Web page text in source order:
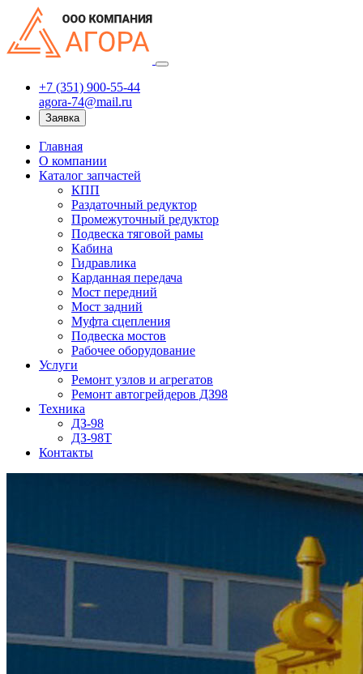
+7 (351) 900-55-44
agora-74@mail.ru
Заявка
Главная
О компании
Каталог запчастей
КПП
Раздаточный редуктор
Промежуточный редуктор
Подвеска тяговой рамы
Кабина
Гидравлика
Карданная передача
Мост передний
Мост задний
Муфта сцепления
Подвеска мостов
Рабочее оборудование
Услуги
Ремонт узлов и агрегатов
Ремонт автогрейдеров ДЗ98
Техника
ДЗ-98
ДЗ-98Т
Контакты